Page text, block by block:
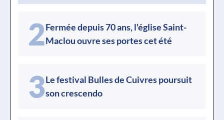
2Fermée depuis 70 ans, l'église Saint-
Maclou ouvre ses portes cet été
3Le festival Bulles de Cuivres poursuit
son crescendo